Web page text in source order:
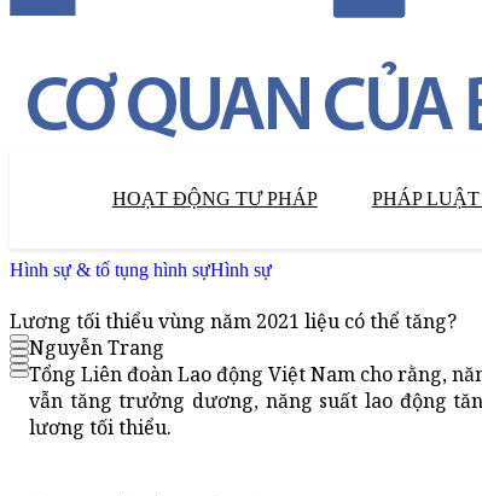
HOẠT ĐỘNG TƯ PHÁP PHÁP
Hình sự & tố tụng hình sựHình sự
Lương tối thiểu vùng năm 2021 liệu có thể tăng?
Nguyễn Trang
Tổng Liên đoàn Lao động Việt Nam cho rằng,
vẫn tăng trưởng dương, năng suất lao động
lương tối thiểu.